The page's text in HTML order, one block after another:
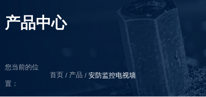
产品中心
您当前的位
置：
首页 / 产品 / 安防监控电视墙